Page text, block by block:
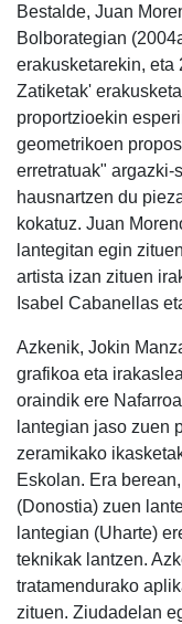
Bestalde, Juan
Bolborategian
erakusketarekin, eta
Zatiketak'
proportzioekin
geometrikoen
erretratuak" argazki-
hausnartzen du
kokatuz. Juan
lantegitan egin
artista izan zituen
Isabel Cabanellas
Azkenik, Jokin
grafikoa eta
oraindik ere
lantegian jaso zuen
zeramikako
Eskolan. Era
(Donostia) zuen
lantegian (Uharte)
teknikak lantzen.
tratamendurako
zituen. Ziudadelan